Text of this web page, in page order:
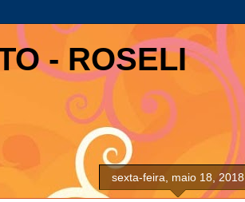
- ROSELI
sexta-feira, maio 18, 2018